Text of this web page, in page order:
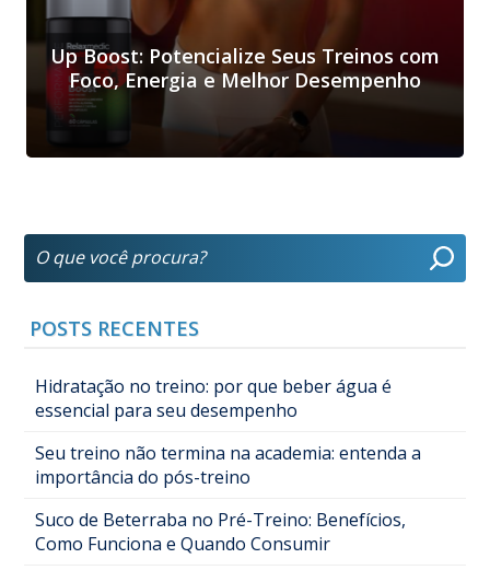
Up Boost: Potencialize Seus Treinos com
Foco, Energia e Melhor Desempenho
POSTS RECENTES
Hidratação no treino: por que beber água é
essencial para seu desempenho
Seu treino não termina na academia: entenda a
importância do pós-treino
Suco de Beterraba no Pré-Treino: Benefícios,
Como Funciona e Quando Consumir